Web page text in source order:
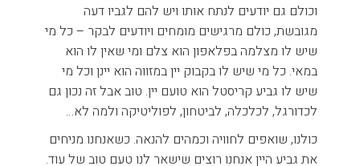
וכולם גם יודעים לנתח אותו ויש להם לגביו דעה
מגובשת, כולם מרגישים מומחים ויודעים לבקר – כל מי
שיש לו מצלמה בפלאפון הוא צלם ומי שאין לו הוא
במאי. כל מי שיש לו בקבוק יין במזווה הוא יינן וכל מי
שיש לו גביע קריסטל הוא טועם יין. טוב אבל זה נכון גם
לכדורגל, לכלכלה, לביטחון, לפוליטיקה ולמה לא…
כולנו, שואפים לחוויה וכמהים להנאה. כשאנחנו מניחים
את גביע היין אנחנו רוצים שישאר לנו טעם טוב של עוד.